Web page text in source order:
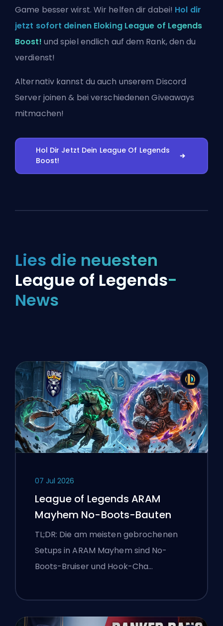
Game besser wirst. Wir helfen dir dabei! Hol dir
jetzt sofort deinen Eloking League of Legends
Boost! und spiel endlich auf dem Rank, den du
verdienst!
Alternativ kannst du auch unserem Discord
Server joinen & bei verschiedenen Giveaways
mitmachen!
Hol Dir Jetzt Dein League Of Legends
Boost!
Lies die neuesten
League of Legends-
News
07 Jul 2026
League of Legends ARAM
Mayhem No-Boots-Bauten
TL;DR: Die am meisten gebrochenen
Setups in ARAM Mayhem sind No-
Boots-Bruiser und Hook-Cha…